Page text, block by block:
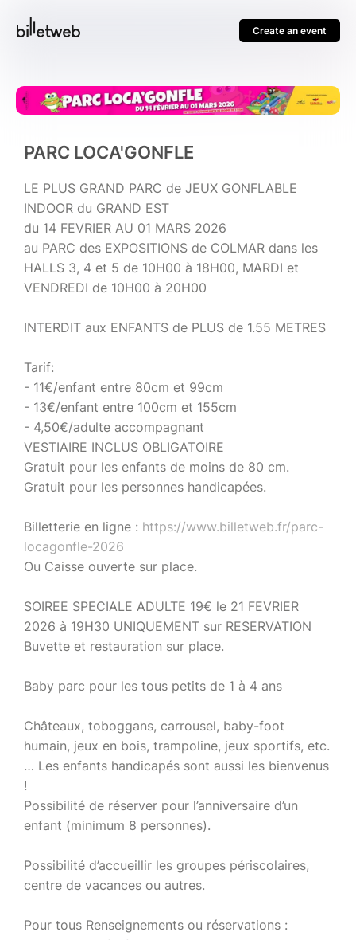
Create an event
PARC LOCA'GONFLE
LE PLUS GRAND PARC de JEUX GONFLABLE
INDOOR du GRAND EST
du 14 FEVRIER AU 01 MARS 2026
au PARC des EXPOSITIONS de COLMAR dans les
HALLS 3, 4 et 5 de 10H00 à 18H00, MARDI et
VENDREDI de 10H00 à 20H00
INTERDIT aux ENFANTS de PLUS de 1.55 METRES
Tarif:
- 11€/enfant entre 80cm et 99cm
- 13€/enfant entre 100cm et 155cm
- 4,50€/adulte accompagnant
VESTIAIRE INCLUS OBLIGATOIRE
Gratuit pour les enfants de moins de 80 cm.
Gratuit pour les personnes handicapées.
Billetterie en ligne : https://www.billetweb.fr/parc-
locagonfle-2026
Ou Caisse ouverte sur place.
SOIREE SPECIALE ADULTE 19€ le 21 FEVRIER
2026 à 19H30 UNIQUEMENT sur RESERVATION
Buvette et restauration sur place.
Baby parc pour les tous petits de 1 à 4 ans
Châteaux, toboggans, carrousel, baby-foot
humain, jeux en bois, trampoline, jeux sportifs, etc.
… Les enfants handicapés sont aussi les bienvenus
!
Possibilité de réserver pour l’anniversaire d’un
enfant (minimum 8 personnes).
Possibilité d’accueillir les groupes périscolaires,
centre de vacances ou autres.
Pour tous Renseignements ou réservations :